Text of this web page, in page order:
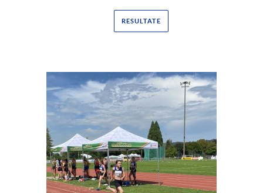
RESULTATE